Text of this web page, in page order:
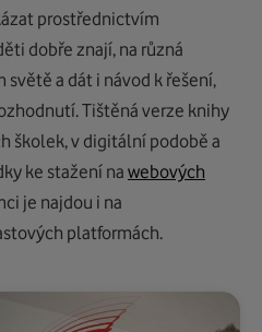
prostřednictvím
dobře znají, na různá
světěa dát i návod k řešení,
Tištěná verze knihy
školek, v digitální podobě a
ke stažení na webových
je najdou i na
platformách.